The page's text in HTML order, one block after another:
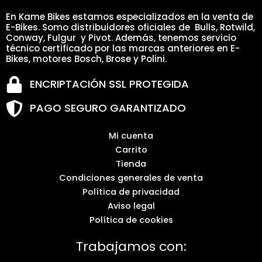
En Kame Bikes estamos especializados en la venta de
E-Bikes. Somo distribuidores oficiales de Bulls, Rotwild,
Conway, Fulgur y Pivot. Además, tenemos servicio
técnico certificado por las marcas anteriores en E-
Bikes, motores Bosch, Brose y Polini.
ENCRIPTACIÓN SSL PROTEGIDA
PAGO SEGURO GARANTIZADO
Mi cuenta
Carrito
Tienda
Condiciones generales de venta
Política de privacidad
Aviso legal
Política de cookies
Trabajamos con: